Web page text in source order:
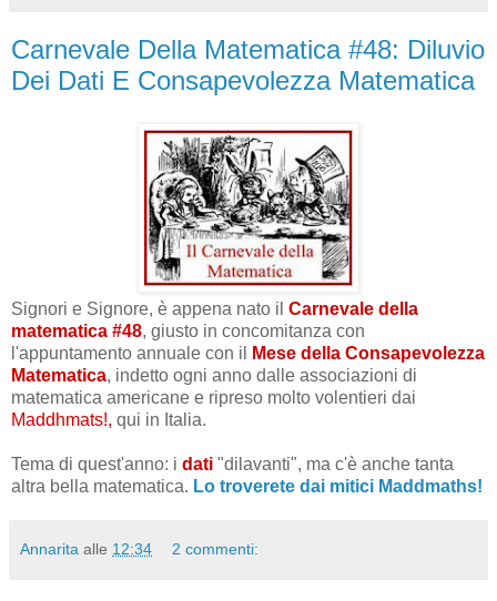
Carnevale Della Matematica #48: Diluvio
Dei Dati E Consapevolezza Matematica
Signori e Signore, è appena nato il Carnevale della
matematica #48, giusto in concomitanza con
l'appuntamento annuale con il
Mese della Consapevolezza
Matematica, indetto ogni anno dalle associazioni di
matematica americane e ripreso molto volentieri dai
Maddhmats!, qui in Italia.
Tema di quest'anno: i dati "dilavanti", ma c'è anche tanta
altra bella matematica. Lo troverete dai mitici Maddmaths!
Annarita alle 12:34 2 commenti: